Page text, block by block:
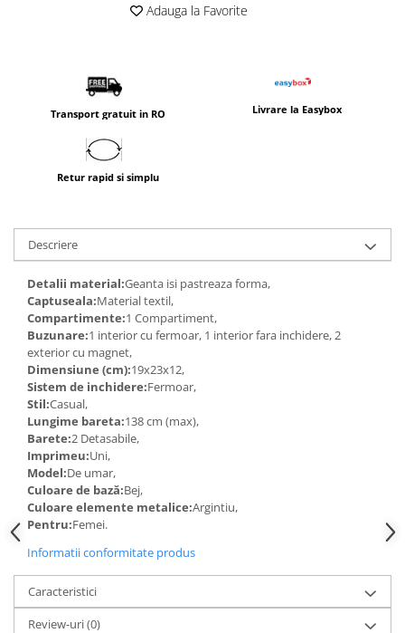
Adauga la Favorite
Transport gratuit in RO Livrare la Easybox
Retur rapid si simplu
Descriere
Detalii material:Geanta isi pastreaza forma,
Captuseala:Material textil,
Compartimente:1 Compartiment,
Buzunare:1 interior cu fermoar, 1 interior fara inchidere, 2
exterior cu magnet,
Dimensiune (cm):19x23x12,
Sistem de inchidere:Fermoar,
Stil:Casual,
Lungime bareta:138 cm (max),
Barete:2 Detasabile,
Imprimeu:Uni,
Model:De umar,
Culoare de bază:Bej,
Culoare elemente metalice:Argintiu,
Pentru:Femei.
Informatii conformitate produs
Caracteristici
Review-uri(0)